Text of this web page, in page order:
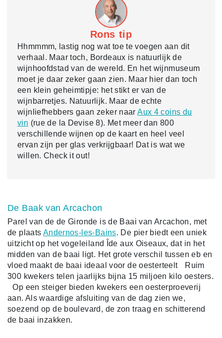
Rons tip
Hhmmmm, lastig nog wat toe te voegen aan dit
verhaal. Maar toch, Bordeaux is natuurlijk de
wijnhoofdstad van de wereld. En het wijnmuseum
moet je daar zeker gaan zien. Maar hier dan toch
een klein geheimtipje: het stikt er van de
wijnbarretjes. Natuurlijk. Maar de echte
wijnliefhebbers gaan zeker naarAux 4 coins du
vin (rue de la Devise 8). Met meer dan 800
verschillende wijnen op de kaart en heel veel
ervan zijn per glas verkrijgbaar! Dat is wat we
willen. Check it out!
De Baak van Arcachon
Parel van de de Gironde is de Baai van Arcachon, met
de plaats Andernos-les-Bains. De pier biedt een uniek
uitzicht op het vogeleiland Îde aux Oiseaux, dat in het
midden van de baai ligt. Het grote verschil tussen eb en
vloed maakt de baai ideaal voor de oesterteelt Ruim
300 kwekers telen jaarlijks bijna 15 miljoen kilo oesters.
Op een steiger bieden kwekers een oesterproeverij
aan. Als waardige afsluiting van de dag zien we,
soezend op de boulevard, de zon traag en schitterend
de baai inzakken.